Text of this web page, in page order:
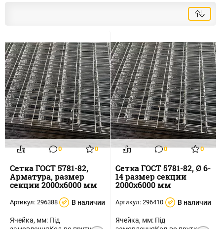
0 0
Сетка ГОСТ 5781-82,
Арматура, размер
секции 2000х6000 мм
Артикул: 296388 В наличии
Ячейка, мм: Під
0 0
Сетка ГОСТ 5781-82, Ø 6-
14 размер секции
2000х6000 мм
Артикул: 296410 В наличии
Ячейка, мм: Під